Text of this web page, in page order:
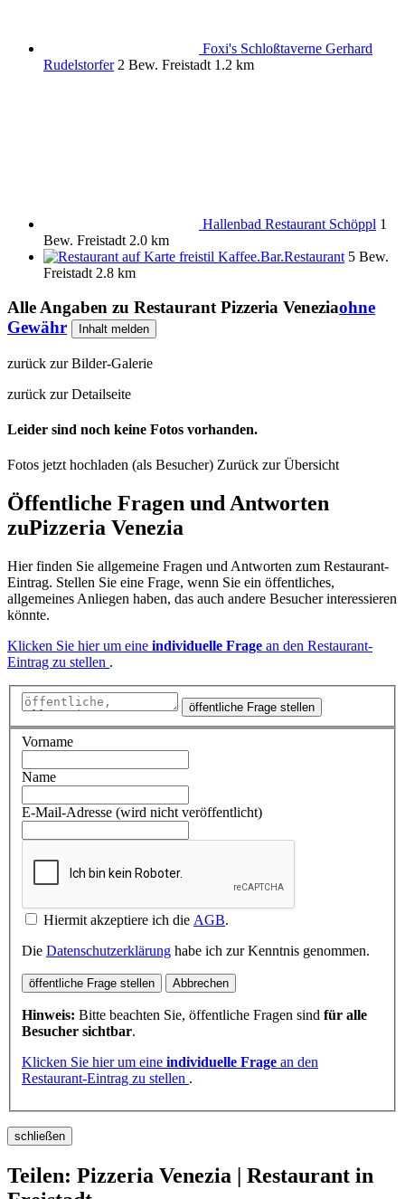
Foxi's Schloßtaverne Gerhard
Rudelstorfer 2 Bew. Freistadt 1.2 km
Hallenbad Restaurant Schöppl 1
Bew. Freistadt 2.0 km
freistil Kaffee.Bar.Restaurant 5 Bew.
Freistadt 2.8 km
Alle Angaben zu Restaurant Pizzeria Veneziaohne
Gewähr
Inhalt melden
zurück zur Bilder-Galerie
zurück zur Detailseite
Leider sind noch keine Fotos vorhanden.
Fotos jetzt hochladen (als Besucher) Zurück zur Übersicht
Öffentliche Fragen und Antworten
zuPizzeria Venezia
Hier finden Sie allgemeine Fragen und Antworten zum Restaurant-
Eintrag. Stellen Sie eine Frage, wenn Sie ein öffentliches,
allgemeines Anliegen haben, das auch andere Besucher interessieren
könnte.
Klicken Sie hier um eine individuelle Frage an den Restaurant-
Eintrag zu stellen .
öffentliche Frage stellen
Vorname
Name
E-Mail-Adresse (wird nicht veröffentlicht)
Hiermit akzeptiere ich die AGB.
Die Datenschutzerklärung habe ich zur Kenntnis genommen.
öffentliche Frage stellen Abbrechen
Hinweis: Bitte beachten Sie, öffentliche Fragen sind für alle
Besucher sichtbar.
Klicken Sie hier um eine individuelle Frage an den
Restaurant-Eintrag zu stellen .
schließen
Teilen: Pizzeria Venezia | Restaurant in